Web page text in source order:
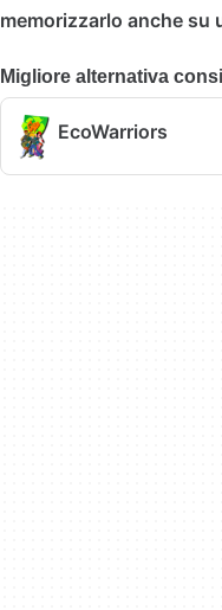
memorizzarlo anche su
Migliore alternativa
EcoWarriors